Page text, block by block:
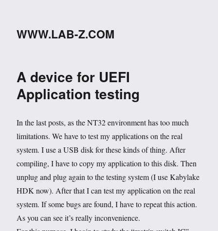
WWW.LAB-Z.COM
A device for UEFI
Application testing
In the last posts, as the NT32 environment has too much
limitations. We have to test my applications on the real
system. I use a USB disk for these kinds of thing. After
compiling, I have to copy my application to this disk. Then
unplug and plug again to the testing system (I use Kabylake
HDK now). After that I can test my application on the real
system. If some bugs are found, I have to repeat this action.
As you can see it’s really inconvenience.